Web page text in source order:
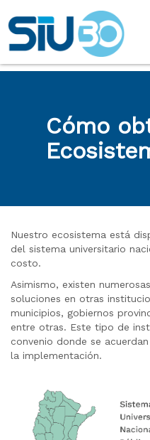
Cómo
Nuestro ecosistema está
del sistema universitario
costo.
Asimismo, existen
soluciones en otras
municipios, gobiernos
entre otras. Este tipo de
convenio donde se
la implementación.